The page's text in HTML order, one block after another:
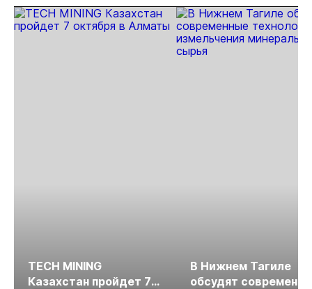
TECH MINING
Казахстан пройдет 7
В Нижнем Тагиле
обсудят